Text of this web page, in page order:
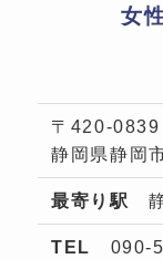
女
〒420-
静岡県静岡
最寄り駅 静
TEL 090-